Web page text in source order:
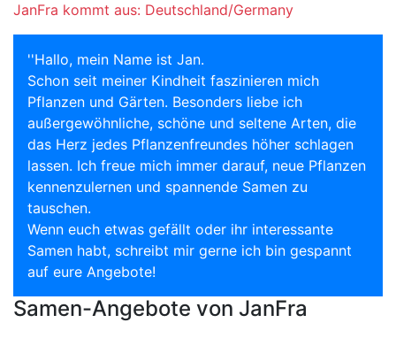
JanFra kommt aus: Deutschland/Germany
''Hallo, mein Name ist Jan.
Schon seit meiner Kindheit faszinieren mich
Pflanzen und Gärten. Besonders liebe ich
außergewöhnliche, schöne und seltene Arten, die
das Herz jedes Pflanzenfreundes höher schlagen
lassen. Ich freue mich immer darauf, neue Pflanzen
kennenzulernen und spannende Samen zu
tauschen.
Wenn euch etwas gefällt oder ihr interessante
Samen habt, schreibt mir gerne ich bin gespannt
auf eure Angebote!
Samen-Angebote von JanFra